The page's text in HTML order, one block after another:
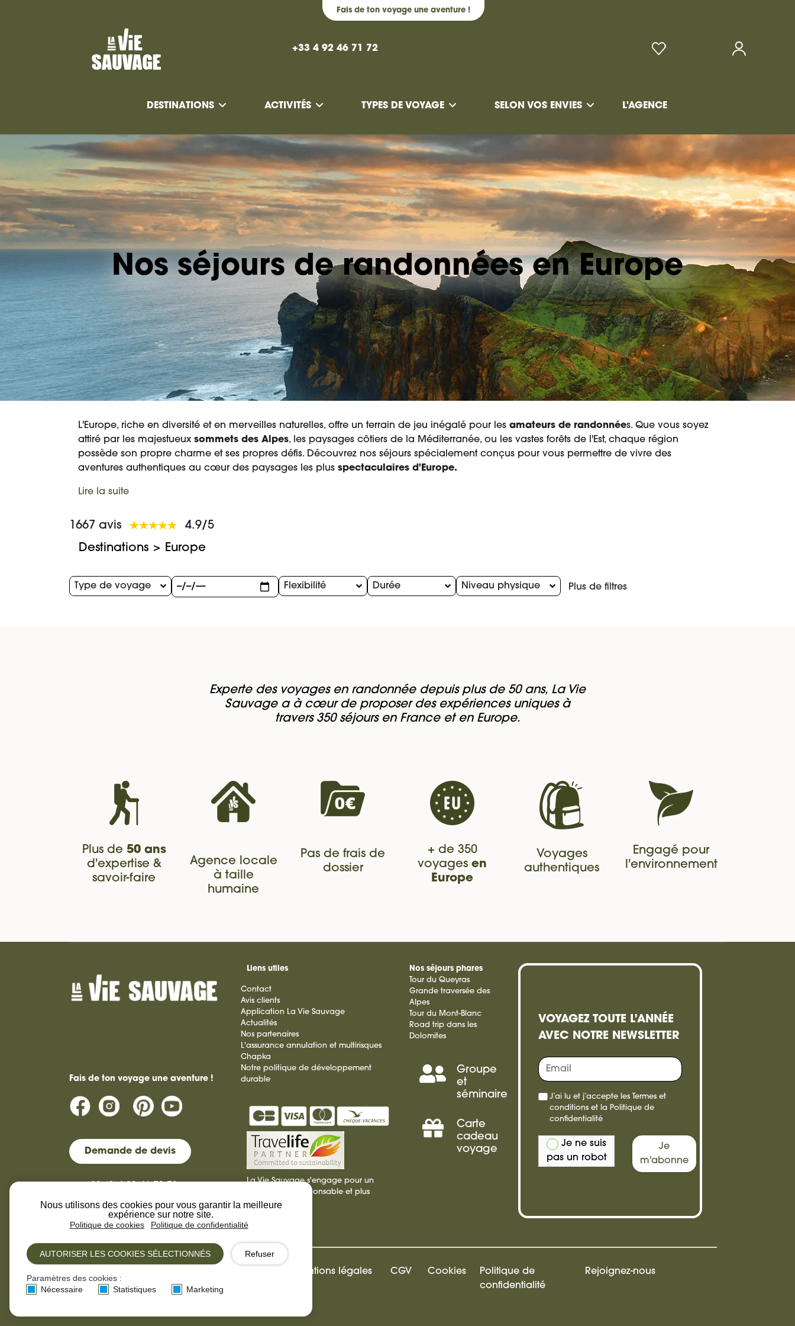
Nous utilisons des cookies pour vous garantir la meilleure
expérience sur notre site.
Politique de cookies Politique de confidentialité
AUTORISER LES COOKIES SÉLECTIONNÉS Refuser
Paramètres des cookies :
Nécessaire Statistiques Marketing
Fais de ton voyage une aventure !
DESTINATIONS ACTIVITÉS TYPES DE VOYAGE SELON VOS ENVIES L'AGENCE
+33 4 92 46 71 72
Nos séjours de randonnées en Europe
L'Europe, riche en diversité et en merveilles naturelles, offre un terrain de jeu inégalé pour les amateurs de randonnées. Que vous soyez
attiré par les majestueux sommets des Alpes, les paysages côtiers de la Méditerranée, ou les vastes forêts de l'Est, chaque région
possède son propre charme et ses propres défis. Découvrez nos séjours spécialement conçus pour vous permettre de vivre des
aventures authentiques au cœur des paysages les plus spectaculaires d'Europe.
Lire la suite
1667 avis
4.9/5
Destinations
Europe
Type de voyage Flexibilité Durée Niveau physique Plus de filtres
Experte des voyages en randonnée depuis plus de 50 ans, La Vie
Sauvage a à cœur de proposer des expériences uniques à
travers 350 séjours en France et en Europe.
Plus de 50 ans
d'expertise &
savoir-faire
Agence locale
à taille
humaine
Pas de frais de
dossier
+ de 350
voyages en
Europe
Voyages
authentiques
Engagé pour
l'environnement
Fais de ton voyage une aventure !
Demande de devis
contact@laviesauvage-rando.com
Liens utiles
Contact
Avis clients
Application La Vie Sauvage
Actualités
Nos partenaires
L'assurance annulation et multirisques
Chapka
Notre politique de développement
durable
La Vie Sauvage s'engage pour un
tourisme plus responsable et plus
durable
Nos séjours phares
Tour du Queyras
Grande traversée des
Alpes
Tour du Mont-Blanc
Road trip dans les
Dolomites
Groupe
et
séminaire
Séminaire,
Incentive
Carte
cadeau
voyage
Offrir
VOYAGEZ TOUTE L'ANNÉE
AVEC NOTRE NEWSLETTER
J’ai lu et j’accepte les
Termes et
conditions et la Politique de
confidentialité
Je ne suis
pas un robot
Je
m'abonne
2026
Pix.LR
Mentions légales CGV Cookies
Politique de
confidentialité
Rejoignez-nous